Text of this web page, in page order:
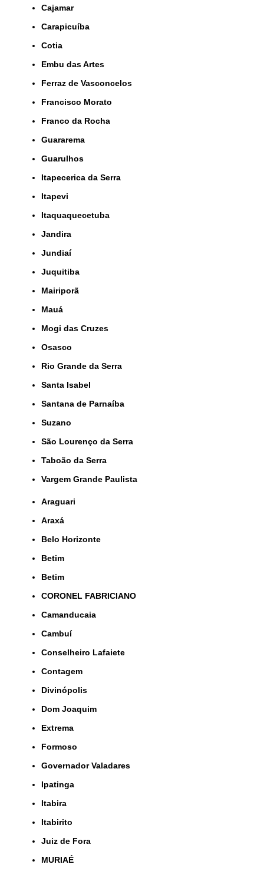
Cajamar
Carapicuíba
Cotia
Embu das Artes
Ferraz de Vasconcelos
Francisco Morato
Franco da Rocha
Guararema
Guarulhos
Itapecerica da Serra
Itapevi
Itaquaquecetuba
Jandira
Jundiaí
Juquitiba
Mairiporã
Mauá
Mogi das Cruzes
Osasco
Rio Grande da Serra
Santa Isabel
Santana de Parnaíba
Suzano
São Lourenço da Serra
Taboão da Serra
Vargem Grande Paulista
Araguari
Araxá
Belo Horizonte
Betim
Betim
CORONEL FABRICIANO
Camanducaia
Cambuí
Conselheiro Lafaiete
Contagem
Divinópolis
Dom Joaquim
Extrema
Formoso
Governador Valadares
Ipatinga
Itabira
Itabirito
Juiz de Fora
MURIAÉ